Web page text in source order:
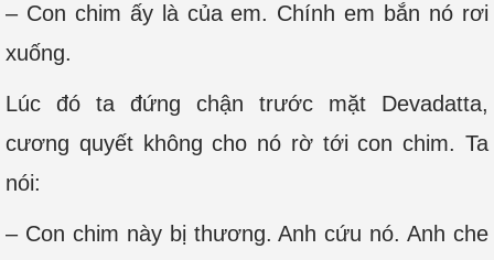
– Con chim ấy là của em. Chính em bắn nó rơi
xuống.
Lúc đó ta đứng chận trước mặt Devadatta,
cương quyết không cho nó rờ tới con chim. Ta
nói:
– Con chim này bị thương. Anh cứu nó. Anh che